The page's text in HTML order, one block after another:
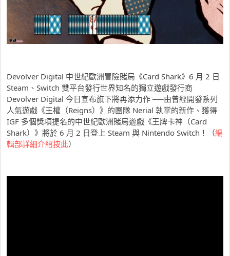
Devolver Digital 中世紀歐洲冒險賭局《Card Shark》6 月 2 日
Steam、Switch 雙平台發行世界知名的獨立遊戲發行商
Devolver Digital 今日宣布旗下將再添力作 ──由曾經開發系列
人氣遊戲《王權（Reigns）》的團隊 Nerial 執掌的新作、獲得
IGF 多個獎項提名的中世紀歐洲賭局遊戲《王牌卡神（Card
Shark）》將於 6 月 2 日登上 Steam 與 Nintendo Switch！（編
輯部詳細介紹按此）